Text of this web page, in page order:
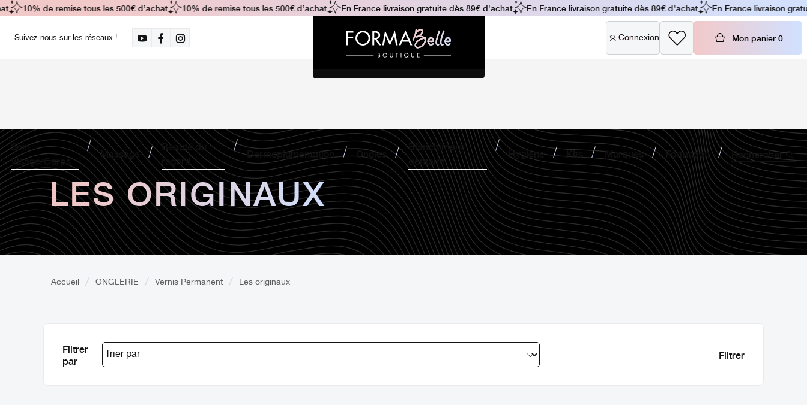
Suivez-nous sur les réseaux ! Connexion Mon panier 0
Soin
Visage/Corps
Massage
Beauté du
regard
Dermopigmentation Ongles
Blanchiment
dentaire
Hygiène Kits Marques Formation Rechercher
10% de remise tous les 500€ d’achat 10% de remise tous les 500€ d’achat En France livraison gratuite dès 89€ d'achat En France livraison gratuite dès 89€ d'achat En France livraison
LES ORIGINAUX
Accueil ONGLERIE Vernis Permanent Les originaux
Filtrer
par